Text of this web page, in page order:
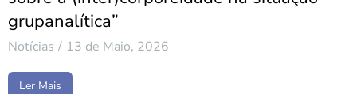
grupanalítica”
Notícias 13 de Maio, 2026
Ler Mais